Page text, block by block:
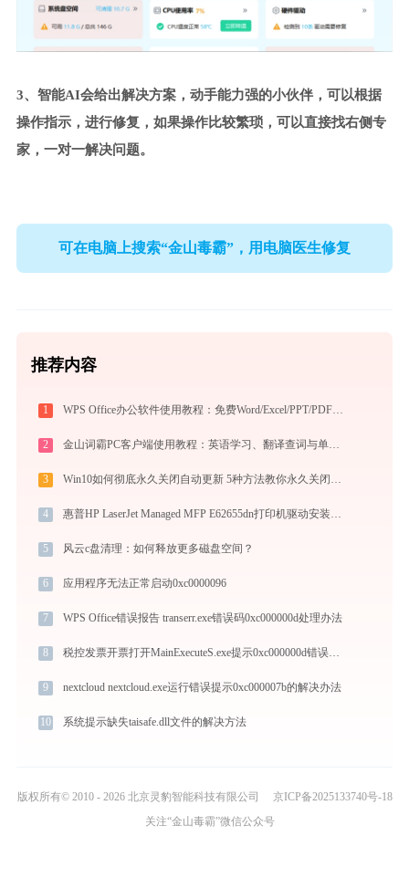
3、智能AI会给出解决方案，动手能力强的小伙伴，可以根据
操作指示，进行修复，如果操作比较繁琐，可以直接找右侧专
家，一对一解决问题。
可在电脑上搜索“金山毒霸”，用电脑医生修复
推荐内容
1 WPS Office办公软件使用教程：免费Word/Excel/PPT/PDF一站式高效办公套件
2 金山词霸PC客户端使用教程：英语学习、翻译查词与单词记忆的一站式语言助手
3 Win10如何彻底永久关闭自动更新 5种方法教你永久关闭win10自动更新
4 惠普HP LaserJet Managed MFP E62655dn打印机驱动安装不再难，跟着这些步骤一学就会
5 风云c盘清理：如何释放更多磁盘空间？
6 应用程序无法正常启动0xc0000096
7 WPS Office错误报告 transerr.exe错误码0xc000000d处理办法
8 税控发票开票打开MainExecuteS.exe提示0xc000000d错误码怎么办
9 nextcloud nextcloud.exe运行错误提示0xc000007b的解决办法
10 系统提示缺失taisafe.dll文件的解决方法
版权所有© 2010 - 2026 北京灵豹智能科技有限公司
京ICP备2025133740号-18
关注“金山毒霸”微信公众号